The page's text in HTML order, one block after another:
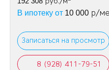
В ипотеку от 10 000 р/
Записаться на просмотр
8 (928) 411-79-51